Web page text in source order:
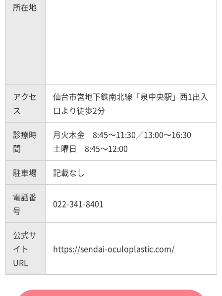
所在地
アクセ
ス
仙台市営地下鉄南北線「泉中央駅」西1出入
口より徒歩2分
診療時
間
月火木金 8:45～11:30／13:00～16:30
土曜日 8:45～12:00
駐車場 記載なし
電話番
号
022-341-8401
公式サ
イト
URL
https://sendai-oculoplastic.com/